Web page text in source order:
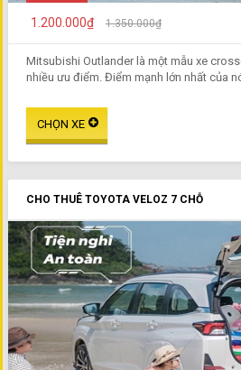
1.200.000₫ 1.350.000₫
Mitsubishi Outlander là một mẫu xe
nhiều ưu điểm. Điểm mạnh lớn nhất của nó
CHO THUÊ TOYOTA VELOZ 7 CHỖ